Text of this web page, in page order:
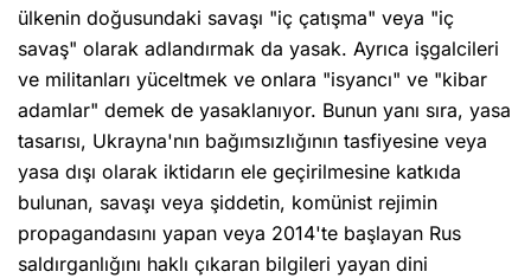
ülkenin doğusundaki savaşı "iç çatışma" veya "iç
savaş" olarak adlandırmak da yasak. Ayrıca işgalcileri
ve militanları yüceltmek ve onlara "isyancı" ve "kibar
adamlar" demek de yasaklanıyor. Bunun yanı sıra, yasa
tasarısı, Ukrayna'nın bağımsızlığının tasfiyesine veya
yasa dışı olarak iktidarın ele geçirilmesine katkıda
bulunan, savaşı veya şiddetin, komünist rejimin
propagandasını yapan veya 2014'te başlayan Rus
saldırganlığını haklı çıkaran bilgileri yayan dini